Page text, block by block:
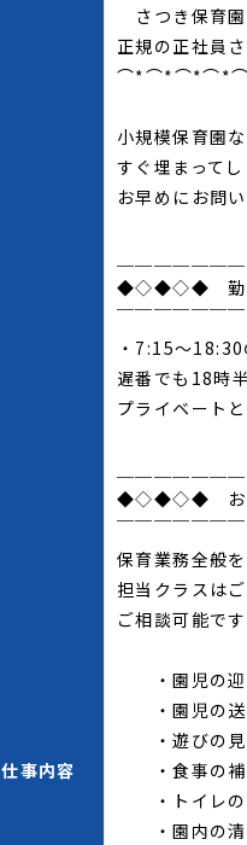
仕事内容
さつき保育
正規の正社員
小規模保育園な
すぐ埋まって
お早めにお問
◆◇◆◇◆ 勤
￣￣￣￣￣￣
・7:15～
遅番でも18時
プライベート
◆◇◆◇◆ お
￣￣￣￣￣￣
保育業務全般
担当クラスは
ご相談可能で
・園児の迎
・園児の送
・遊びの見
・食事の補
・トイレの
・園内の清